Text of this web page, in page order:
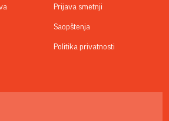
Prijava smetnji
Saopštenja
Politika privatnosti